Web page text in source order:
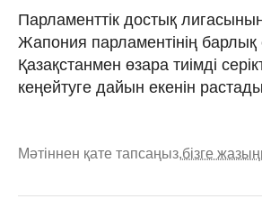
Парламенттік достық
Жапония парламентінің
Қазақстанмен өзара тиімді
кеңейтуге дайын екенін
Мәтіннен қате тапсаңыз,бізге